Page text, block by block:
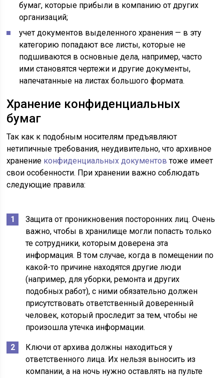
бумаг, которые прибыли в компанию от других
организаций;
учет документов выделенного хранения — в эту
категорию попадают все листы, которые не
подшиваются в основные дела, например, часто
ими становятся чертежи и другие документы,
напечатанные на листах большого формата.
Хранение конфиденциальных
бумаг
Так как к подобным носителям предъявляют
нетипичные требования, неудивительно, что архивное
хранение конфиденциальных документов тоже имеет
свои особенности. При хранении важно соблюдать
следующие правила:
Защита от проникновения посторонних лиц. Очень
важно, чтобы в хранилище могли попасть только
те сотрудники, которым доверена эта
информация. В том случае, когда в помещении по
какой-то причине находятся другие люди
(например, для уборки, ремонта и других
подобных работ), с ними обязательно должен
присутствовать ответственный доверенный
человек, который проследит за тем, чтобы не
произошла утечка информации.
Ключи от архива должны находиться у
ответственного лица. Их нельзя выносить из
компании, а на ночь нужно оставлять на пульте